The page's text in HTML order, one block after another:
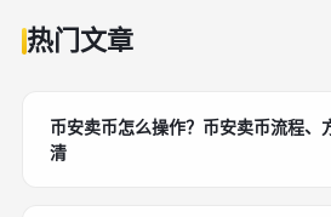
热门文章
币安卖币怎么操作？币安卖币流程、
清